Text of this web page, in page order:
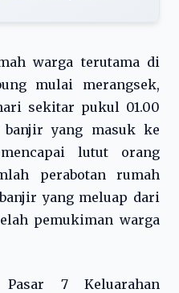
warga terutama di
mulai merangsek,
sekitar pukul 01.00
yang masuk ke
lutut orang
perabotan rumah
yang meluap dari
pemukiman warga
7 Keluarahan